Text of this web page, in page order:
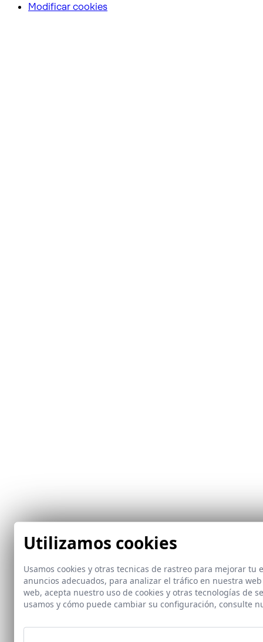
Modificar cookies
Utilizamos cookies
Usamos cookies y otras tecnicas de rastreo para mejorar
anuncios adecuados, para analizar el tráfico en nuestra
web, acepta nuestro uso de cookies y otras tecnologías de
usamos y cómo puede cambiar su configuración, consulte